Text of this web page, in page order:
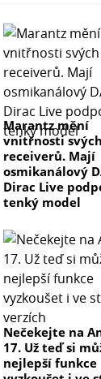
Marantz mění
vnitřnosti
receiverů. Mají
osmikanálový
Dirac Live
tenký model
Nečekejte na
17. Už teď si
nejlepší funkce